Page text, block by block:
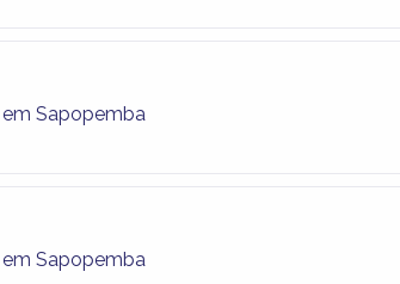
Sapopemba
Sapopemba